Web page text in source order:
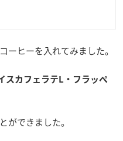
ーヒーを入れてみました。
スカフェラテL・フラッペ
ができました。